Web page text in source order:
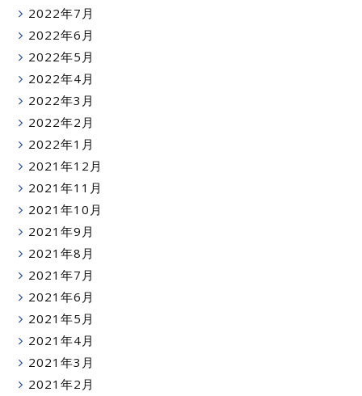
2022年7月
2022年6月
2022年5月
2022年4月
2022年3月
2022年2月
2022年1月
2021年12月
2021年11月
2021年10月
2021年9月
2021年8月
2021年7月
2021年6月
2021年5月
2021年4月
2021年3月
2021年2月